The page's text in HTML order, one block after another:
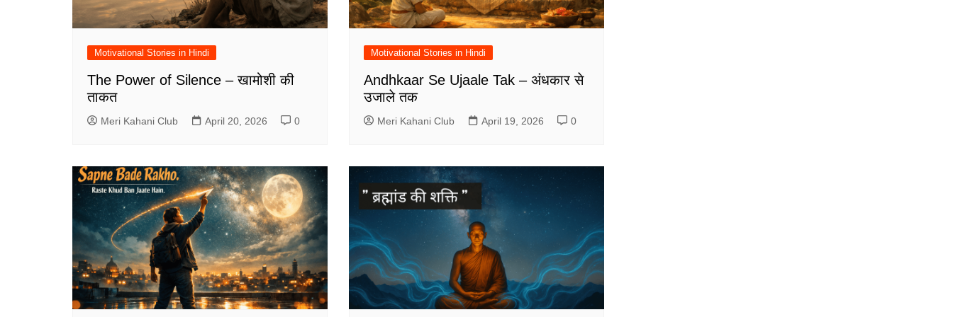
Motivational Stories in Hindi
The Power of Silence – खामोशी की
ताकत
Meri Kahani Club April 20, 2026 0
Motivational Stories in Hindi
Andhkaar Se Ujaale Tak – अंधकार से
उजाले तक
Meri Kahani Club April 19, 2026 0